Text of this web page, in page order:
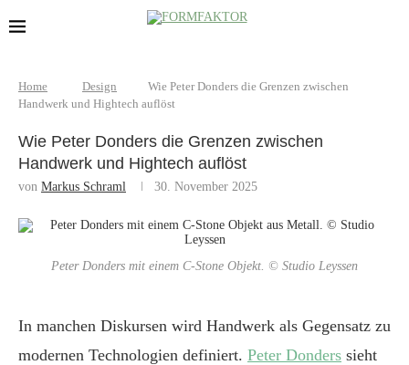
Home Design
Wie Peter Donders die Grenzen zwischen
Handwerk und Hightech auflöst
Wie Peter Donders die Grenzen zwischen
Handwerk und Hightech auflöst
von Markus Schraml 30. November 2025
Peter Donders mit einem C-Stone Objekt. © Studio Leyssen
In manchen Diskursen wird Handwerk als Gegensatz zu
modernen Technologien definiert. Peter Donders sieht